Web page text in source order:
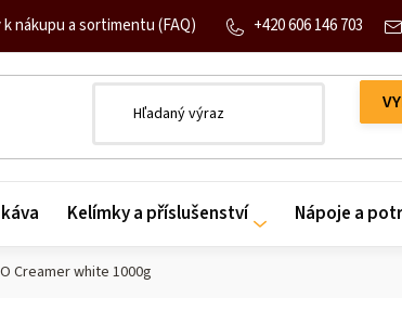
nákupu a sortimentu (FAQ) +420 606 146 703
Kelímky a příslušenství Nápoje a
Creamer white 1000g